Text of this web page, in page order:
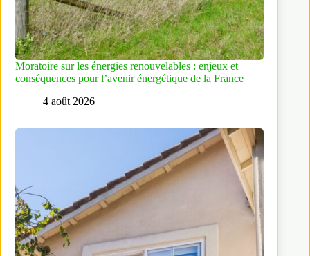
Moratoire sur les énergies renouvelables : enjeux et
conséquences pour l’avenir énergétique de la France
4 août 2026